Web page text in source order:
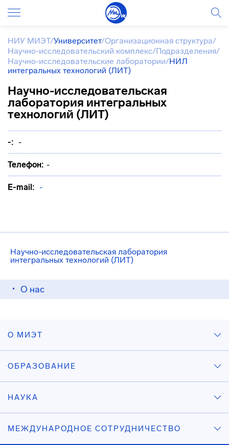
Научно-исследовательская лаборатория
интегральных технологий (ЛИТ)
О нас
НИУ МИЭТ/Университет/Организационная структура/
Научно-исследовательский комплекс/Подразделения/
Научно-исследовательские лаборатории/НИЛ
интегральных технологий (ЛИТ)
Научно-исследовательская
лаборатория интегральных
технологий (ЛИТ)
-: -
Телефон: -
E-mail: -
О МИЭТ
ОБРАЗОВАНИЕ
НАУКА
МЕЖДУНАРОДНОЕ СОТРУДНИЧЕСТВО